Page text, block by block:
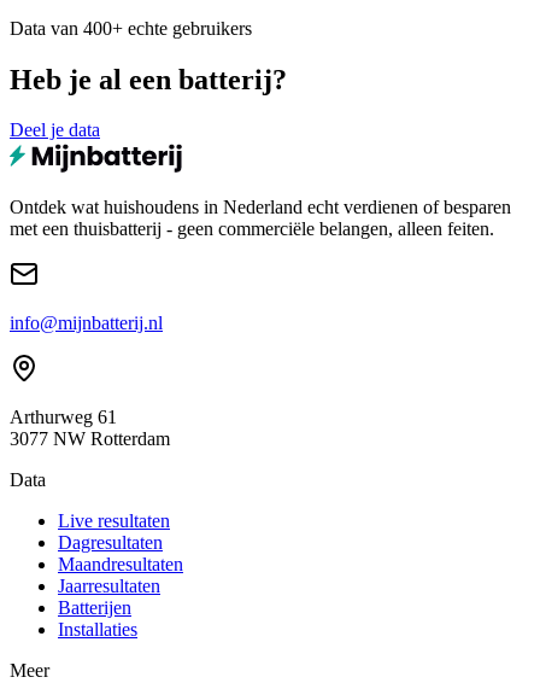
Data van 400+ echte gebruikers
Heb je al een batterij?
Deel je data
Ontdek wat huishoudens in Nederland echt verdienen of besparen
met een thuisbatterij - geen commerciële belangen, alleen feiten.
info@mijnbatterij.nl
Arthurweg 61
3077 NW Rotterdam
Data
Live resultaten
Dagresultaten
Maandresultaten
Jaarresultaten
Batterijen
Installaties
Meer